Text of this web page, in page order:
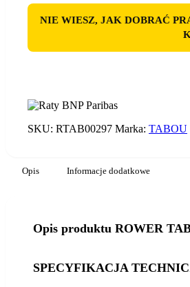
NIE WIESZ, JAK DOBRAĆ
SKU: RTAB00297 Marka: TABOU
Opis Informacje dodatkowe
Opis produktu ROWER
SPECYFIKACJA